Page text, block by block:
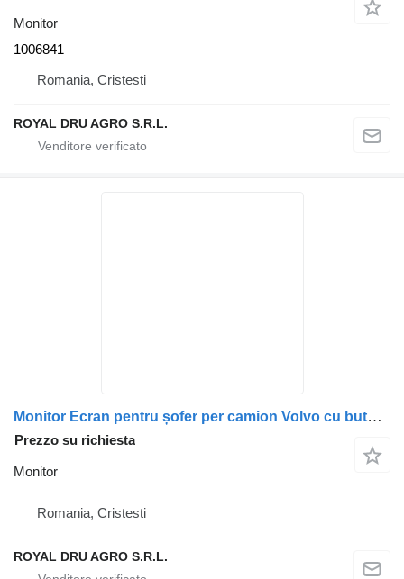
Monitor
1006841
Romania, Cristesti
ROYAL DRU AGRO S.R.L.
Monitor Ecran pentru șofer per camion Volvo cu butoane de control și display de 13 cm
Prezzo su richiesta
Monitor
Romania, Cristesti
ROYAL DRU AGRO S.R.L.